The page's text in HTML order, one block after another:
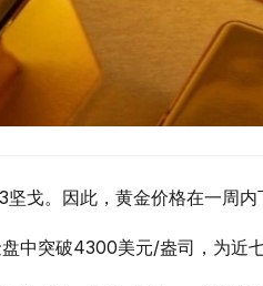
坚戈。因此，黄金价格在一周内
中突破4300美元/盎司，为近七